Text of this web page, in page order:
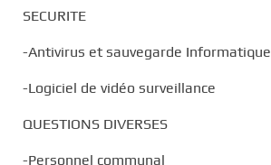
SECURITE
-Antivirus et sauvegarde Informatique
-Logiciel de vidéo surveillance
QUESTIONS DIVERSES
-Personnel communal